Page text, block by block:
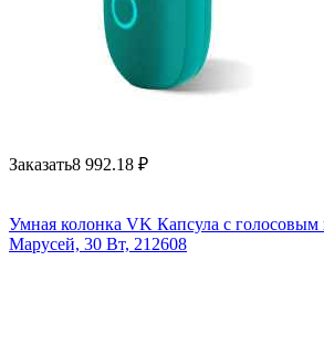
Заказать8 992.18 ₽
Умная колонка VK Капсула с
Марусей, 30 Вт, 212608